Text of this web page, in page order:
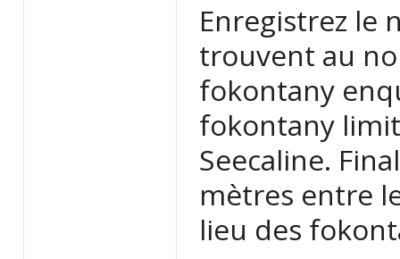
Enregistrez le
trouvent au
fokontany
fokontany
Seecaline.
mètres entre
lieu des